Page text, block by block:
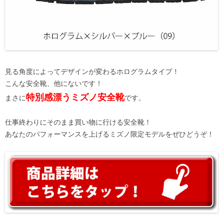
見る角度によってデザインが変わるホログラムタイプ！
こんな安全靴、他にないです！
まさに特別感漂うミズノ安全靴です。
仕事終わりにそのまま買い物に行ける安全靴！
あなたのパフォーマンスを上げるミズノ限定モデルをぜひどうぞ！